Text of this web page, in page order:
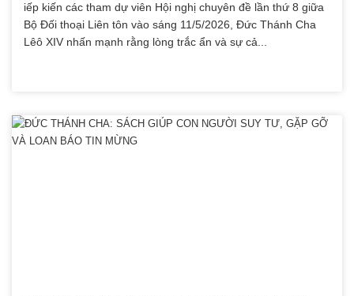
iếp kiến các tham dự viên Hội nghị chuyên đề lần thứ 8 giữa
Bộ Đối thoại Liên tôn vào sáng 11/5/2026, Đức Thánh Cha
Lêô XIV nhấn mạnh rằng lòng trắc ẩn và sự cả...